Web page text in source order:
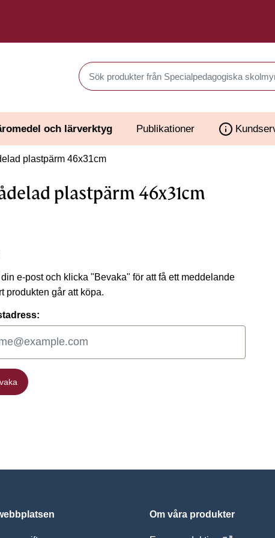
Sök produkter i Webbutiken
och lärverktyg Publikationer
plastpärm 46x31cm
plastpärm 46x31cm
e-post och klicka "Bevaka" för att få ett meddelande
produkten går att köpa.
Om våra produkter